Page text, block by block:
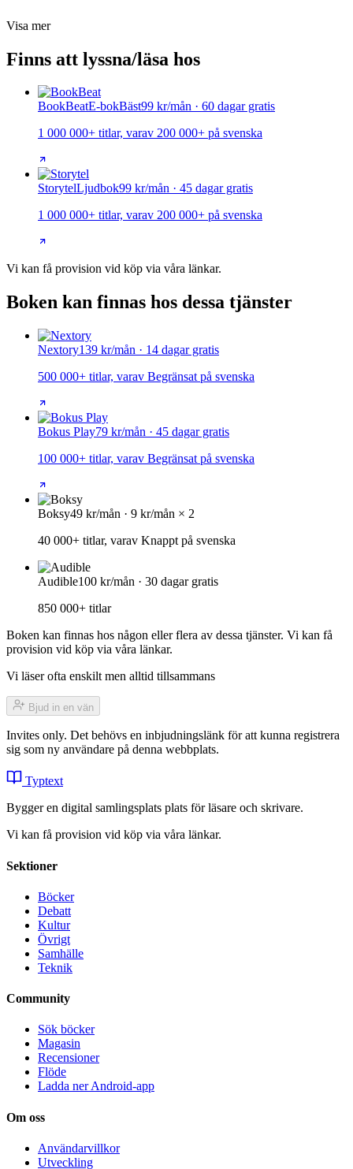
Visa mer
Finns att lyssna/läsa hos
BookBeatE-bokBäst99 kr/mån · 60 dagar gratis
1 000 000+ titlar, varav 200 000+ på svenska
StorytelLjudbok99 kr/mån · 45 dagar gratis
1 000 000+ titlar, varav 200 000+ på svenska
Vi kan få provision vid köp via våra länkar.
Boken kan finnas hos dessa tjänster
Nextory139 kr/mån · 14 dagar gratis
500 000+ titlar, varav Begränsat på svenska
Bokus Play79 kr/mån · 45 dagar gratis
100 000+ titlar, varav Begränsat på svenska
Boksy49 kr/mån · 9 kr/mån × 2
40 000+ titlar, varav Knappt på svenska
Audible100 kr/mån · 30 dagar gratis
850 000+ titlar
Boken kan finnas hos någon eller flera av dessa tjänster. Vi kan få
provision vid köp via våra länkar.
Vi läser ofta enskilt men alltid tillsammans
Bjud in en vän
Invites only. Det behövs en inbjudningslänk för att kunna registrera
sig som ny användare på denna webbplats.
Typtext
Bygger en digital samlingsplats plats för läsare och skrivare.
Vi kan få provision vid köp via våra länkar.
Sektioner
Böcker
Debatt
Kultur
Övrigt
Samhälle
Teknik
Community
Sök böcker
Magasin
Recensioner
Flöde
Ladda ner Android-app
Om oss
Användarvillkor
Utveckling